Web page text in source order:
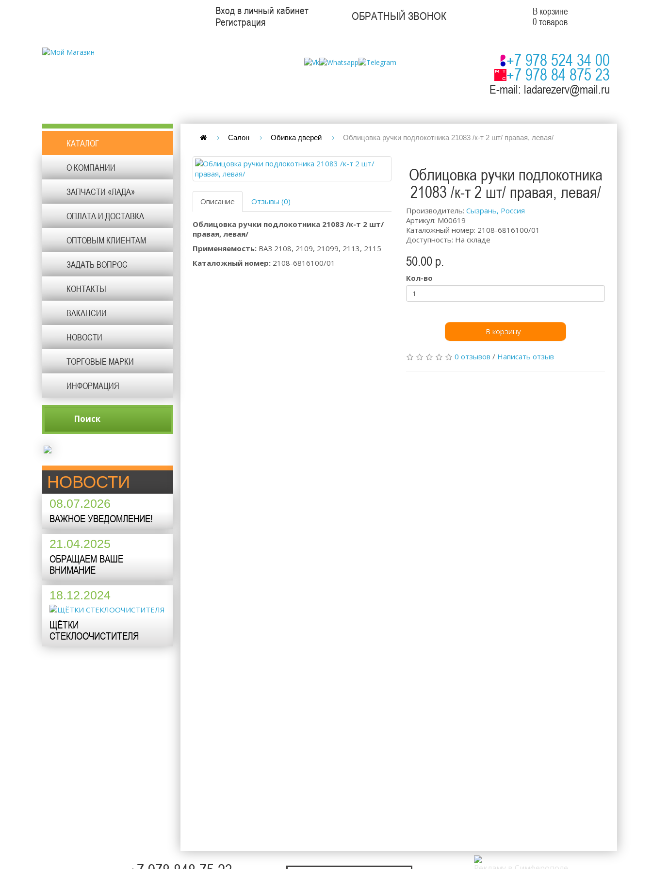
Вход в личный кабинет
Регистрация
ОБРАТНЫЙ ЗВОНОК
В корзине
0 товаров
+7 978 524 34 00
+7 978 84 875 23
E-mail: ladarezerv@mail.ru
КАТАЛОГ
О КОМПАНИИ
ЗАПЧАСТИ «ЛАДА»
ОПЛАТА И ДОСТАВКА
ОПТОВЫМ КЛИЕНТАМ
ЗАДАТЬ ВОПРОС
КОНТАКТЫ
ВАКАНСИИ
НОВОСТИ
ТОРГОВЫЕ МАРКИ
ИНФОРМАЦИЯ
НОВОСТИ
08.07.2026
ВАЖНОЕ УВЕДОМЛЕНИЕ!
21.04.2025
ОБРАЩАЕМ ВАШЕ
ВНИМАНИЕ
18.12.2024
ЩЁТКИ
СТЕКЛООЧИСТИТЕЛЯ
Салон Обивка дверей Облицовка ручки подлокотника 21083 /к-т 2 шт/ правая, левая/
Описание Отзывы (0)
Облицовка ручки подлокотника 21083 /к-т 2 шт/
правая, левая/
Применяемость: ВАЗ 2108, 2109, 21099, 2113, 2115
Каталожный номер: 2108-6816100/01
Облицовка ручки подлокотника
21083 /к-т 2 шт/ правая, левая/
Производитель: Сызрань, Россия
Артикул: М00619
Каталожный номер: 2108-6816100/01
Доступность: На складе
50.00 р.
Кол-во
В корзину
0 отзывов / Написать отзыв